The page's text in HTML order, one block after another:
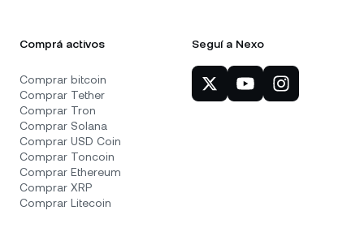
Comprá activos
Comprar bitcoin
Comprar Tether
Comprar Tron
Comprar Solana
Comprar USD Coin
Comprar Toncoin
Comprar Ethereum
Comprar XRP
Comprar Litecoin
Seguí a Nexo